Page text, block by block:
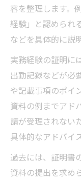
容を整理します。
経験」と認められ
などを具体的に説
実務経験の証明に
出勤記録などが必
や記載事項のポイ
資料の例までアド
請が受理されない
具体的なアドバイ
過去には、証明書
資料の提出を求め